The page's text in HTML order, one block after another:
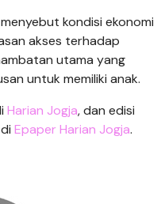
kondisi ekonomi
akses terhadap
utama yang
untuk memiliki anak.
Harian Jogja, dan edisi
Epaper Harian Jogja.